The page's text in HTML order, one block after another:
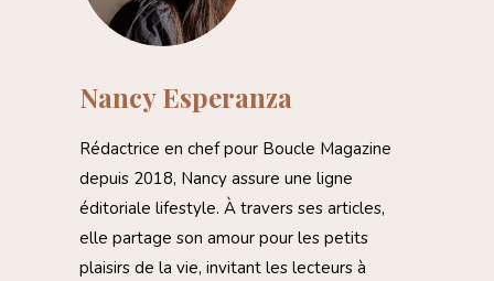
Nancy Esperanza
Rédactrice en chef pour Boucle Magazine
depuis 2018, Nancy assure une ligne
éditoriale lifestyle. À travers ses articles,
elle partage son amour pour les petits
plaisirs de la vie, invitant les lecteurs à